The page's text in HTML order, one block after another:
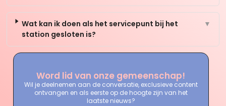
Wat kan ik doen als het servicepunt bij het
station gesloten is?
▼
Word lid van onze gemeenschap!
Wil je deelnemen aan de conversatie, exclusieve content
ontvangen en als eerste op de hoogte zijn van het
laatste nieuws?